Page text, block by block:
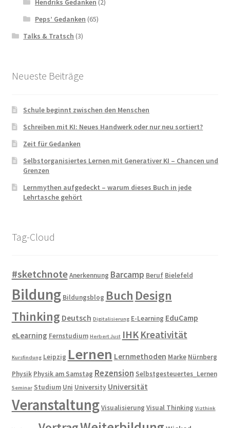
Hendriks Gedanken (2)
Peps’ Gedanken (65)
Talks & Tratsch (3)
Neueste Beiträge
Schule beginnt zwischen den Menschen
Schreiben mit KI: Neues Handwerk oder nur neu sortiert?
Zeit für Gedanken
Selbstorganisiertes Lernen mit Generativer KI – Chancen und
Grenzen
Lernmythen aufgedeckt – warum dieses Buch in jede
Lehrtasche gehört
Tag-Cloud
#sketchnoteAnerkennung Barcamp Beruf Bielefeld
Bildung Bildungsblog Buch Design
Thinking Deutsch Digitalisierung E-Learning EduCamp
eLearning Fernstudium Herbert Just IHK Kreativität
Kursfindung Leipzig Lernen Lernmethoden Marke Nürnberg
Physik Physik am Samstag Rezension Selbstgesteuertes_Lernen
Seminar Studium Uni University Universität
VeranstaltungVisualisierung Visual Thinking Vizthink